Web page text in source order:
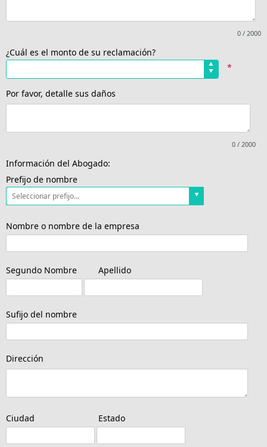
0 / 2000
¿Cuál es el monto de su reclamación?
*
*
Por favor, detalle sus daños
0 / 2000
Información del Abogado:
Prefijo de nombre
Nombre o nombre de la empresa
Segundo Nombre Apellido
Sufijo del nombre
Dirección
Ciudad Estado